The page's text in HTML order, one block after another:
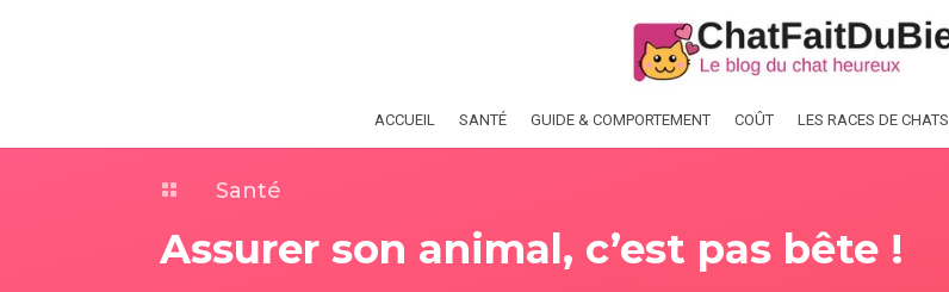
ACCUEIL SANTÉ GUIDE & COMPORTEMENT COÛT LES RACES DE CHATS
 Santé
Assurer son animal, c’est pas bête !